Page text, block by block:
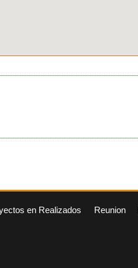
en Realizados Reunion